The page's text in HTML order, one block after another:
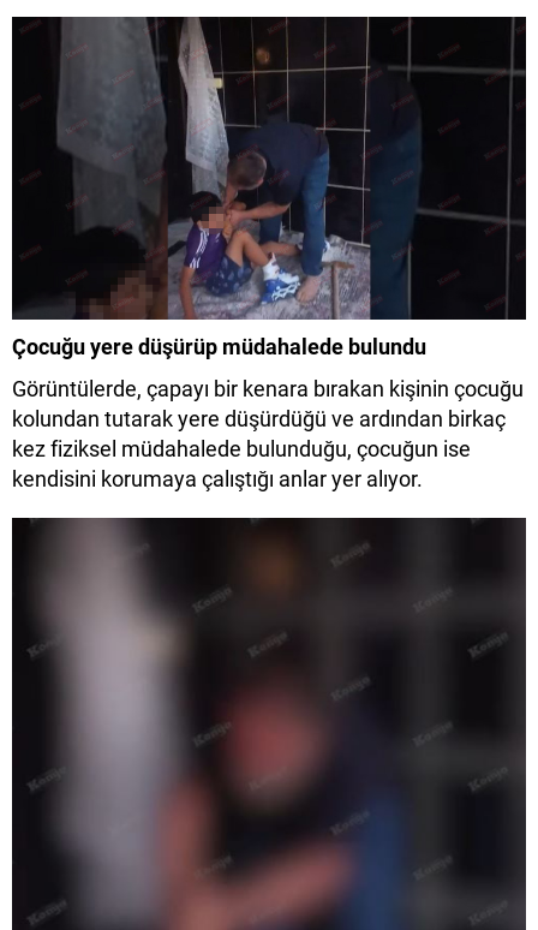
Çocuğu yere düşürüp müdahalede bulundu
Görüntülerde, çapayı bir kenara bırakan kişinin çocuğu
kolundan tutarak yere düşürdüğü ve ardından birkaç
kez fiziksel müdahalede bulunduğu, çocuğun ise
kendisini korumaya çalıştığı anlar yer alıyor.